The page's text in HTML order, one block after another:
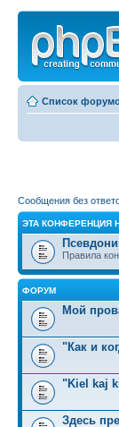
Список
Сообщения без
ЭТА КОНФЕРЕНЦИЯ
Правила
ФОРУМ
Мой
"Как и
"Kiel kaj
Здесь